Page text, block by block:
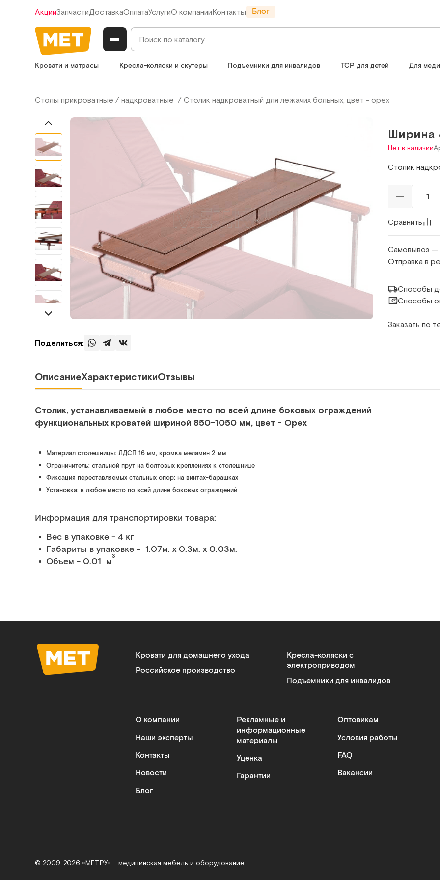
АкцииЗапчастиДоставкаОплатаУслугиО компанииКонтакты Блог
Кровати и матрасы Кресла-коляски и скутеры Подъемники для инвалидов ТСР для детей Для
Столы прикроватные / надкроватные Столик надкроватный для лежачих больных, цвет - орех
Поделиться:
Ширина
Нет в наличии
Столик
Сравнить
Самовывоз —
Отправка в
Способы
Способы
Заказать по
ОписаниеХарактеристикиОтзывы
Столик, устанавливаемый в любое место по всей длине боковых ограждений
функциональных кроватей шириной 850-1050 мм, цвет - Орех
Материал столешницы: ЛДСП 16 мм, кромка меламин 2 мм
Ограничитель: стальной прут на болтовых креплениях к столешнице
Фиксация переставляемых стальных опор: на винтах-барашках
Установка: в любое место по всей длине боковых ограждений
Информация для транспортировки товара:
Вес в упаковке - 4 кг
Габариты в упаковке - 1.07м. x 0.3м. x 0.03м.
Объем - 0.01 м3
Кровати для домашнего ухода
Российское производство
Кресла-коляски с
электроприводом
Подъемники для инвалидов
О компании
Наши эксперты
Контакты
Новости
Блог
Рекламные и
информационные
материалы
Уценка
Гарантии
Оптовикам
Условия работы
FAQ
Вакансии
© 2009-2026 «МЕТ.РУ» – медицинская мебель и оборудование